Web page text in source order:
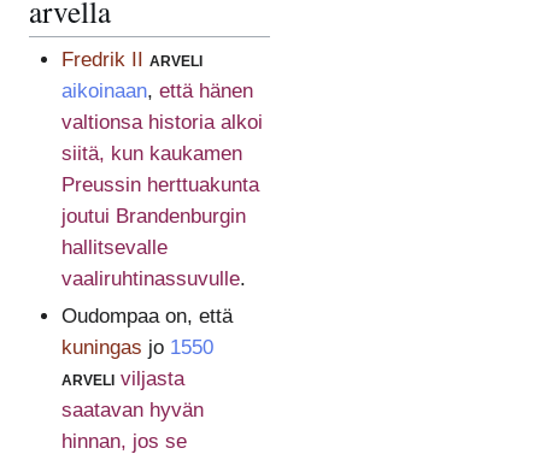
arvella
Fredrik II
arveli
aikoinaan, että hänen
valtionsa historia alkoi
siitä, kun kaukamen
Preussin herttuakunta
joutui Brandenburgin
hallitsevalle
vaaliruhtinassuvulle.
Oudompaa on, että
kuningas jo 1550
arveli viljasta
saatavan hyvän
hinnan, jos se